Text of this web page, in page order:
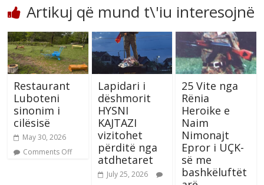
Artikuj që mund t\'iu interesojnë
Restaurant
Luboteni
sinonim i
cilësisë
May 30, 2026
Comments Off
Lapidari i
dëshmorit
HYSNI
KAJTAZI
vizitohet
përditë nga
atdhetaret
July 25, 2026
25 Vite nga
Rënia
Heroike e
Naim
Nimonajt
Epror i UÇK-
së me
bashkëluftët